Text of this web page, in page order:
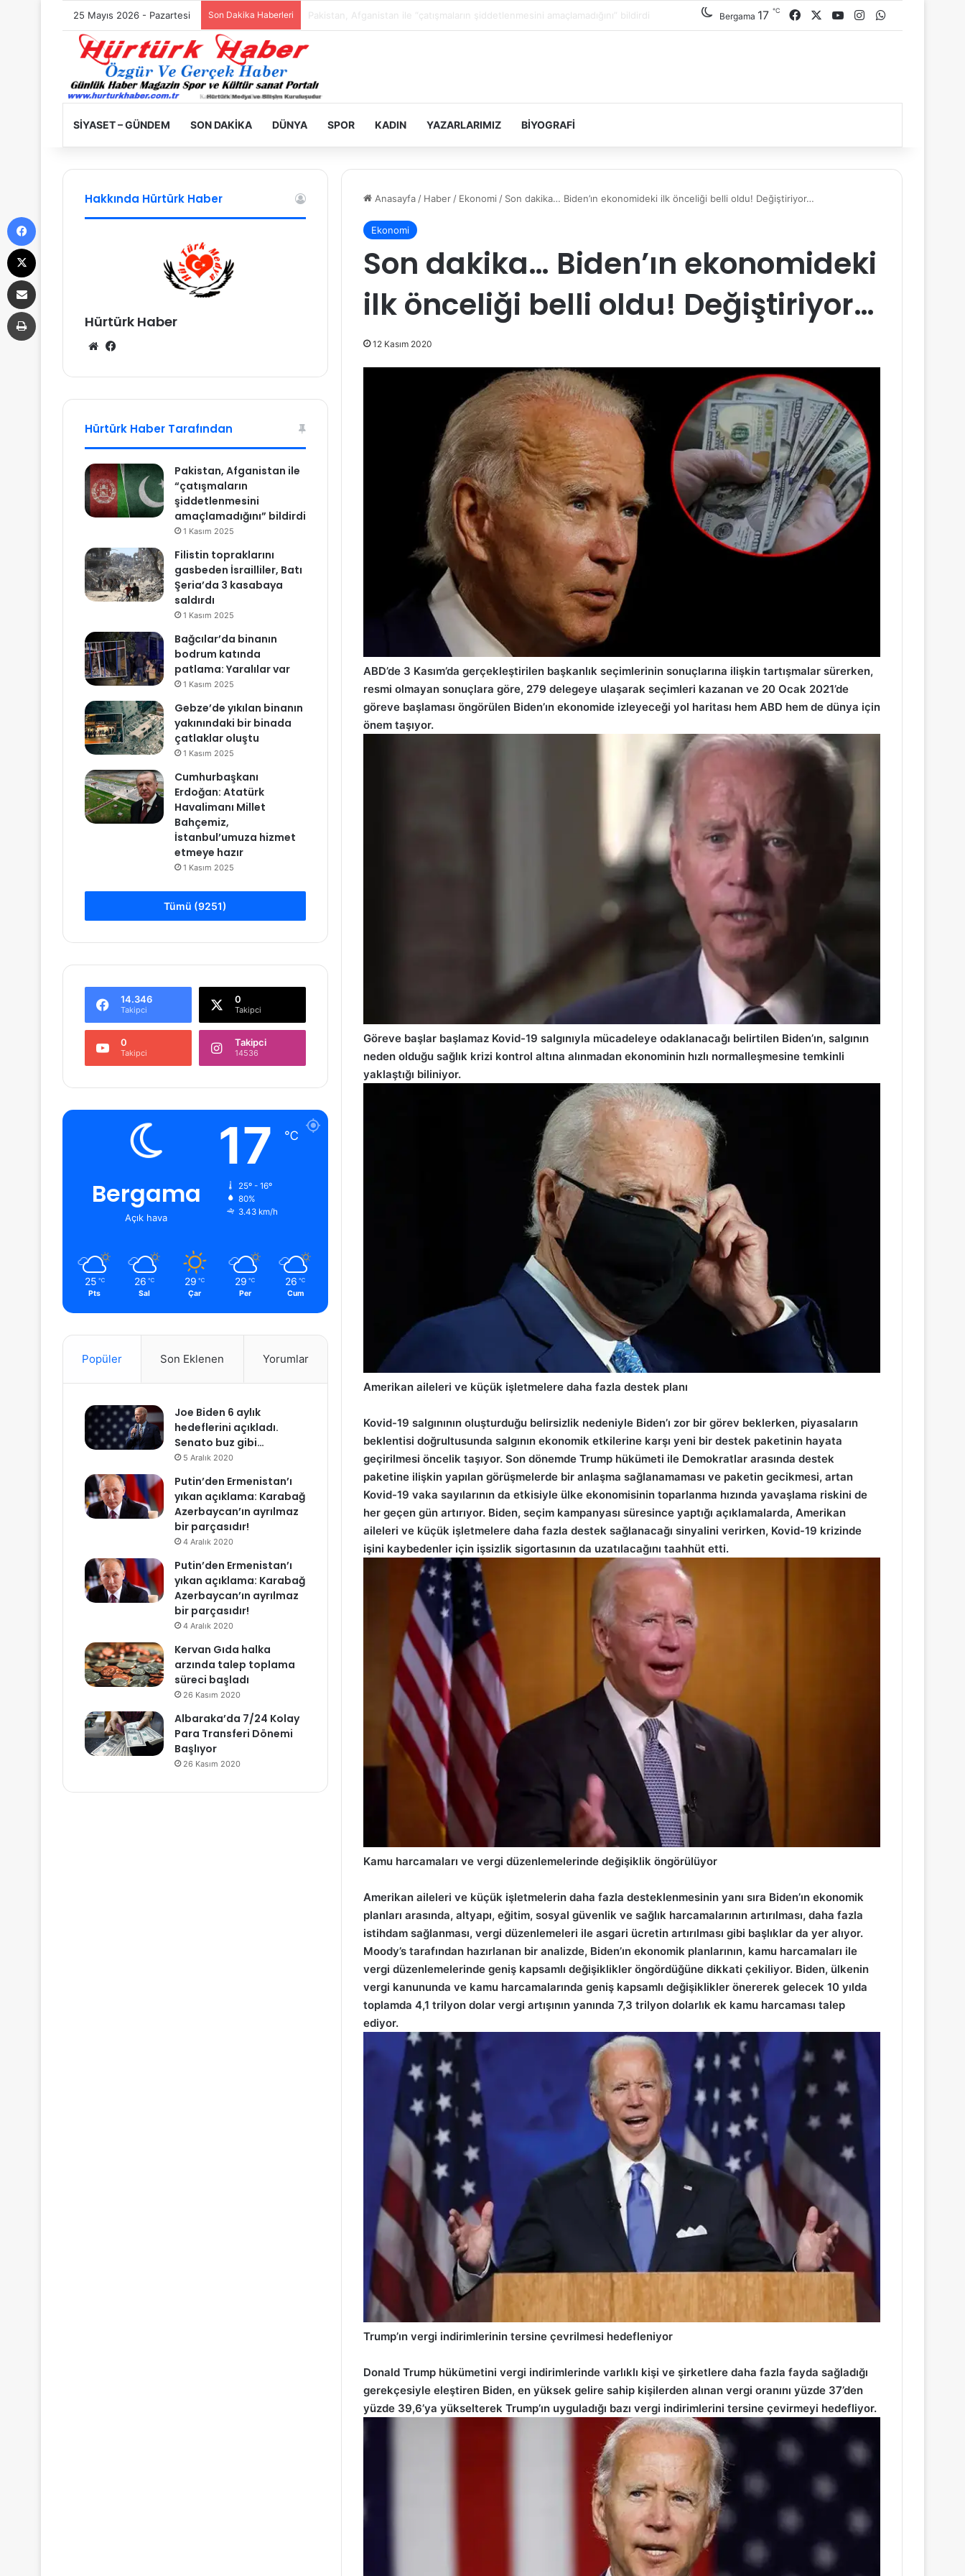
25 Mayıs 2026 - Pazartesi Son Dakika Haberleri Filistin topraklarını gasbeden İsrailliler, Batı Şeria’da 3 kasabaya saldırdı Bergama 17 ℃ Facebook YouTubeInstagram
SIYASET – GÜNDEM SON DAKIKA DÜNYA SPOR KADIN YAZARLARIMIZ BIYOGRAFI
Anasayfa / Haber / Ekonomi / Son dakika… Biden’ın ekonomideki ilk önceliği belli oldu! Değiştiriyor…
Ekonomi
Son dakika… Biden’ın ekonomideki
ilk önceliği belli oldu! Değiştiriyor…
12 Kasım 2020
ABD’de 3 Kasım’da gerçekleştirilen başkanlık seçimlerinin sonuçlarına ilişkin tartışmalar sürerken,
resmi olmayan sonuçlara göre, 279 delegeye ulaşarak seçimleri kazanan ve 20 Ocak 2021’de
göreve başlaması öngörülen Biden’ın ekonomide izleyeceği yol haritası hem ABD hem de dünya için
önem taşıyor.
Göreve başlar başlamaz Kovid-19 salgınıyla mücadeleye odaklanacağı belirtilen Biden’ın, salgının
neden olduğu sağlık krizi kontrol altına alınmadan ekonominin hızlı normalleşmesine temkinli
yaklaştığı biliniyor.
Amerikan aileleri ve küçük işletmelere daha fazla destek planı
Kovid-19 salgınının oluşturduğu belirsizlik nedeniyle Biden’ı zor bir görev beklerken, piyasaların
beklentisi doğrultusunda salgının ekonomik etkilerine karşı yeni bir destek paketinin hayata
geçirilmesi öncelik taşıyor. Son dönemde Trump hükümeti ile Demokratlar arasında destek
paketine ilişkin yapılan görüşmelerde bir anlaşma sağlanamaması ve paketin gecikmesi, artan
Kovid-19 vaka sayılarının da etkisiyle ülke ekonomisinin toparlanma hızında yavaşlama riskini de
her geçen gün artırıyor. Biden, seçim kampanyası süresince yaptığı açıklamalarda, Amerikan
aileleri ve küçük işletmelere daha fazla destek sağlanacağı sinyalini verirken, Kovid-19 krizinde
işini kaybedenler için işsizlik sigortasının da uzatılacağını taahhüt etti.
Kamu harcamaları ve vergi düzenlemelerinde değişiklik öngörülüyor
Amerikan aileleri ve küçük işletmelerin daha fazla desteklenmesinin yanı sıra Biden’ın ekonomik
planları arasında, altyapı, eğitim, sosyal güvenlik ve sağlık harcamalarının artırılması, daha fazla
istihdam sağlanması, vergi düzenlemeleri ile asgari ücretin artırılması gibi başlıklar da yer alıyor.
Moody’s tarafından hazırlanan bir analizde, Biden’ın ekonomik planlarının, kamu harcamaları ile
vergi düzenlemelerinde geniş kapsamlı değişiklikler öngördüğüne dikkati çekiliyor. Biden, ülkenin
vergi kanununda ve kamu harcamalarında geniş kapsamlı değişiklikler önererek gelecek 10 yılda
toplamda 4,1 trilyon dolar vergi artışının yanında 7,3 trilyon dolarlık ek kamu harcaması talep
ediyor.
Trump’ın vergi indirimlerinin tersine çevrilmesi hedefleniyor
Donald Trump hükümetini vergi indirimlerinde varlıklı kişi ve şirketlere daha fazla fayda sağladığı
gerekçesiyle eleştiren Biden, en yüksek gelire sahip kişilerden alınan vergi oranını yüzde 37’den
yüzde 39,6’ya yükselterek Trump’ın uyguladığı bazı vergi indirimlerini tersine çevirmeyi hedefliyor.
Hakkında Hürtürk Haber
Hürtürk Haber
We
sit
esi
bo
ok
Hürtürk Haber Tarafından
Pakistan, Afganistan ile
“çatışmaların
şiddetlenmesini
amaçlamadığını” bildirdi
1 Kasım 2025
Filistin topraklarını
gasbeden İsrailliler, Batı
Şeria’da 3 kasabaya
saldırdı
1 Kasım 2025
Bağcılar’da binanın
bodrum katında
patlama: Yaralılar var
1 Kasım 2025
Gebze’de yıkılan binanın
yakınındaki bir binada
çatlaklar oluştu
1 Kasım 2025
Cumhurbaşkanı
Erdoğan: Atatürk
Havalimanı Millet
Bahçemiz,
İstanbul’umuza hizmet
etmeye hazır
1 Kasım 2025
Tümü (9251)
14.346
Takipci
0
Takipci
0
Takipci
Takipci
14536
Bergama
Açık hava
17 ℃
25º - 16º
80%
3.43 km/h
25 ℃
Pts
26 ℃
Sal
29 ℃
Çar
29 ℃
Per
26 ℃
Cum
Popüler Son Eklenen Yorumlar
Joe Biden 6 aylık
hedeflerini açıkladı.
Senato buz gibi…
5 Aralık 2020
Putin’den Ermenistan’ı
yıkan açıklama: Karabağ
Azerbaycan’ın ayrılmaz
bir parçasıdır!
4 Aralık 2020
Putin’den Ermenistan’ı
yıkan açıklama: Karabağ
Azerbaycan’ın ayrılmaz
bir parçasıdır!
4 Aralık 2020
Kervan Gıda halka
arzında talep toplama
süreci başladı
26 Kasım 2020
Albaraka’da 7/24 Kolay
Para Transferi Dönemi
Başlıyor
26 Kasım 2020